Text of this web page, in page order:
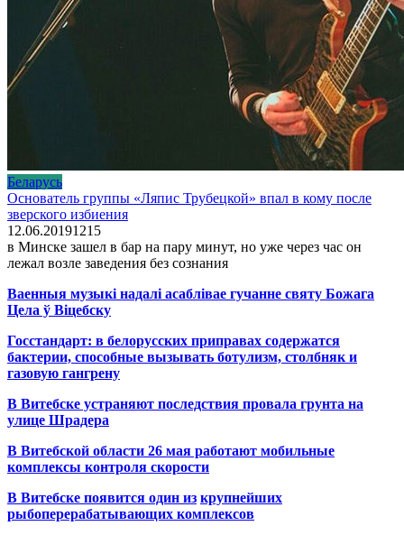
Беларусь
Основатель группы «Ляпис Трубецкой» впал в кому после
зверского избиения
12.06.20191 215
в Минске зашел в бар на пару минут, но уже через час он
лежал возле заведения без сознания
Ваенныя музыкі надалі асаблівае гучанне святу Божага
Цела ў Віцебску
Госстандарт: в белорусских приправах содержатся
бактерии, способные вызывать ботулизм, столбняк и
газовую гангрену
В Витебске устраняют последствия провала грунта на
улице Шрадера
В Витебской области 26 мая работают мобильные
комплексы контроля скорости
В Витебске появится один из крупнейших
рыбоперерабатывающих комплексов